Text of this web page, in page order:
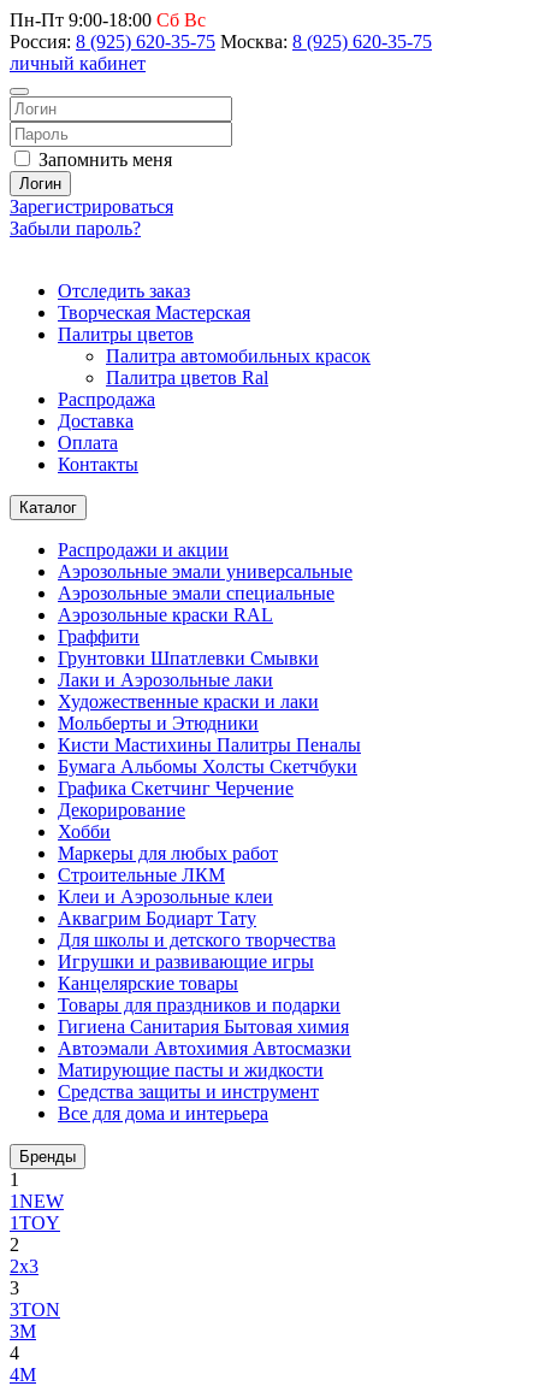
Пн-Пт 9:00-18:00 Сб Вс
Россия: 8 (925) 620-35-75 Москва: 8 (925) 620-35-75
личный кабинет
Запомнить меня
Логин
Зарегистрироваться
Забыли пароль?
Отследить заказ
Творческая Мастерская
Палитры цветов
Палитра автомобильных красок
Палитра цветов Ral
Распродажа
Доставка
Оплата
Контакты
Каталог
Распродажи и акции
Аэрозольные эмали универсальные
Аэрозольные эмали специальные
Аэрозольные краски RAL
Граффити
Грунтовки Шпатлевки Смывки
Лаки и Аэрозольные лаки
Художественные краски и лаки
Мольберты и Этюдники
Кисти Мастихины Палитры Пеналы
Бумага Альбомы Холсты Скетчбуки
Графика Скетчинг Черчение
Декорирование
Хобби
Маркеры для любых работ
Строительные ЛКМ
Клеи и Аэрозольные клеи
Аквагрим Бодиарт Тату
Для школы и детского творчества
Игрушки и развивающие игры
Канцелярские товары
Товары для праздников и подарки
Гигиена Санитария Бытовая химия
Автоэмали Автохимия Автосмазки
Матирующие пасты и жидкости
Средства защиты и инструмент
Все для дома и интерьера
Бренды
1
1NEW
1TOY
2
2x3
3
3TON
3М
4
4M